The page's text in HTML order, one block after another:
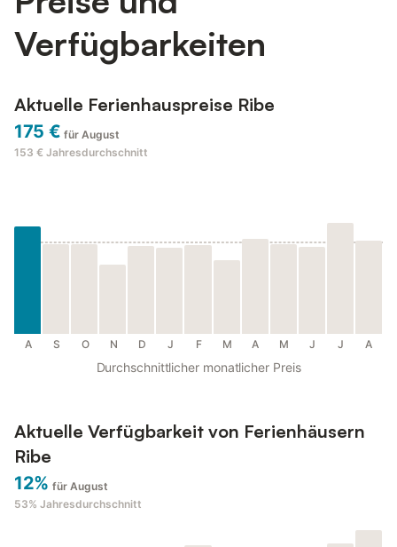
Verfügbarkeiten
Aktuelle Ferienhauspreise Ribe
175 € für August
153 € Jahresdurchschnitt
A S O N D J F M A M J J A
Durchschnittlicher monatlicher Preis
Aktuelle Verfügbarkeit von Ferienhäusern
Ribe
12% für August
53% Jahresdurchschnitt